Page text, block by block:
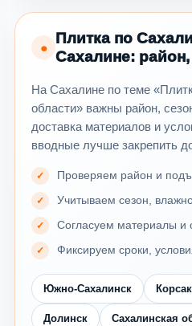
●
Плитка по
Сахалине: район,
На Сахалине по теме
области» важны район,
доставка материалов и
вводные лучше закрепить
Проверяем район и
Учитываем сезон,
Согласуем материалы и
Фиксируем сроки,
Южно-Сахалинск
Долинск Сахалинская